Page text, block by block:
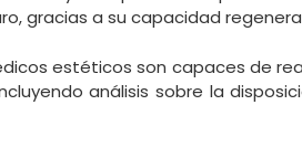
gracias a su capacidad
estéticos son capaces de
análisis sobre la